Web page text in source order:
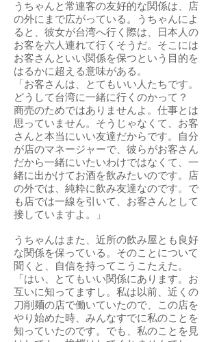
うちゃんと常連客の友好的な関係は、店
の外にまで広がっている。うちゃんによ
ると、彼女が台湾へ行く際は、日本人の
お客を六人連れて行くそうだ。そこには
お客さんといい関係を保つという目的を
はるかに超える意味がある。
「お客さんは、とてもいい人たちです。
どうして台湾に一緒に行くのかって？
商売のためではありませんよ。仕事とは
思っていません。そうじゃなくて、お客
さんと本当にいい友達だからです。自分
が店のマネージャーで、彼らがお客さん
だから一緒にいたいわけではなくて、一
緒に出かけてお酒を飲みたいのです。店
の外では、純粋に飲み友達なのです。で
も店では一線を引いて、お客さんとして
接していますよ。」
うちゃんはまた、近所の飲み屋とも良好
な関係を保っている。そのことについて
聞くと、自信を持ってこうこたえた。
「はい、とてもいい関係にあります。お
互いに知ってますし。私は以前、近くの
刀削麺の店で働いていたので、この店を
やり始めた時、みんなすでに私のことを
知っていたのです。でも、私のことを見